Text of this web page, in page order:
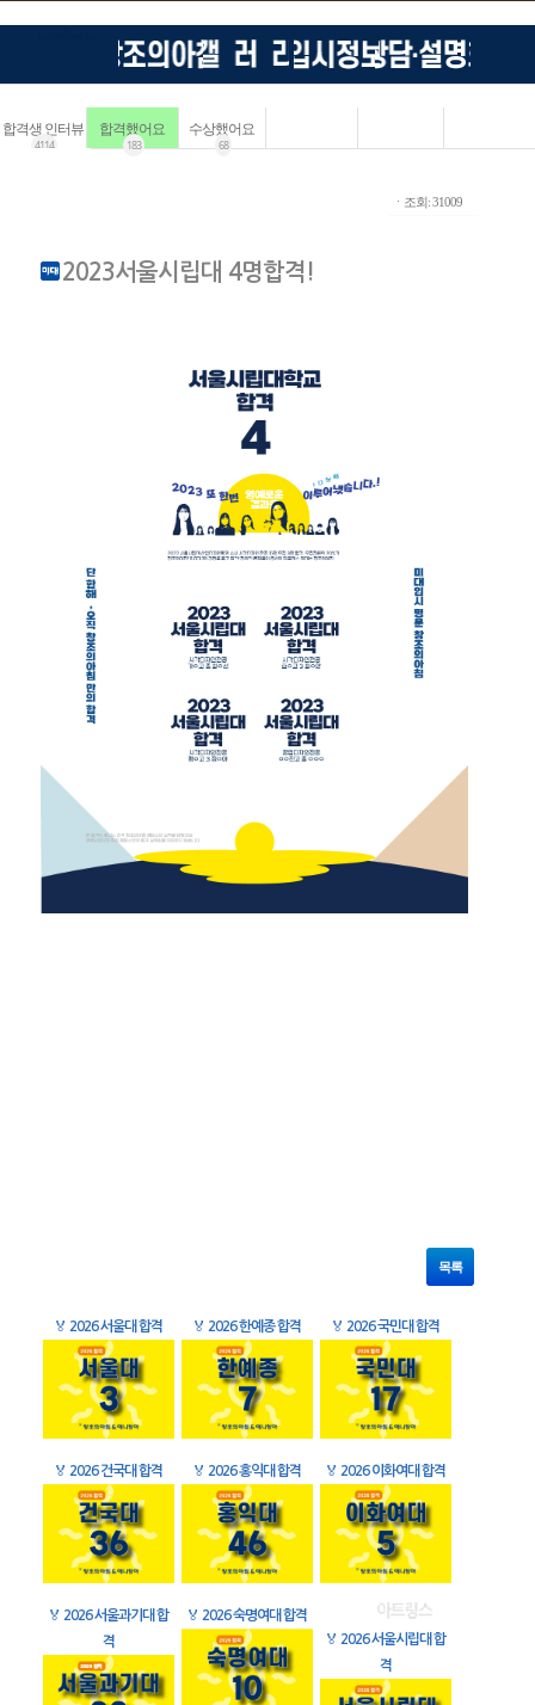
합격생 인터뷰
4114
합격했어요
183
수상했어요
68
ㆍ조회: 31009
2023서울시립대 4명합격!
목록
🏅 2026 서울대 합격 🏅 2026 한예종 합격 🏅 2026 국민대 합격
🏅 2026 건국대 합격 🏅 2026 홍익대 합격 🏅 2026 이화여대 합격
🏅 2026 서울과기대 합
격
🏅 2026 숙명여대 합격
🏅 2026 서울시립대 합
격